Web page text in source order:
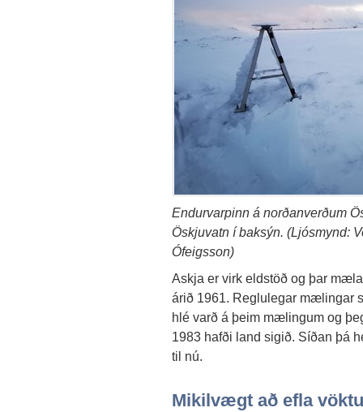
Endurvarpinn á norðanverðum
Öskjuvatn í baksýn. (Ljósmynd:
Ófeigsson)
Askja er virk eldstöð og þar
árið 1961. Reglulegar mælingar
hlé varð á þeim mælingum og
1983 hafði land sigið. Síðan þá
til nú.
Mikilvægt að efla